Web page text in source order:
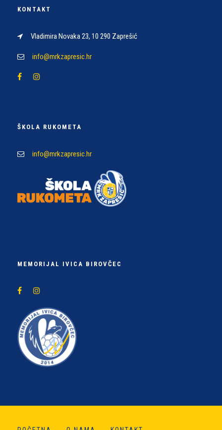
KONTAKT
Vladimira Novaka 23, 10 290 Zaprešić
info@mrkzapresic.hr
ŠKOLA RUKOMETA
info@mrkzapresic.hr
MEMORIJAL IVICA BIROVČEC